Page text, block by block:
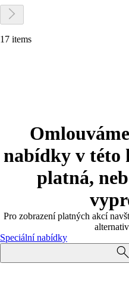
17 items
nabídky v této
platná,
Pro zobrazení platných akcí
Speciální nabídky